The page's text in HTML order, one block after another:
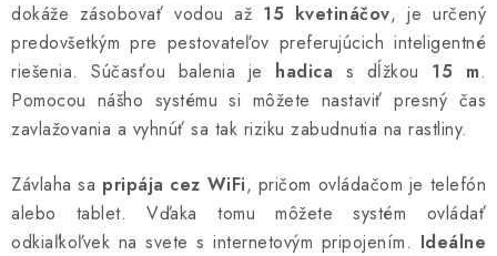
dokáže zásobovať vodou až 15 kvetináčov, je určený
predovšetkým pre pestovateľov preferujúcich inteligentné
riešenia. Súčasťou balenia je hadica s dĺžkou 15 m.
Pomocou nášho systému si môžete nastaviť presný čas
zavlažovania a vyhnúť sa tak riziku zabudnutia na rastliny.
Závlaha sa pripája cez WiFi, pričom ovládačom je telefón
alebo tablet. Vďaka tomu môžete systém ovládať
odkiaľkoľvek na svete s internetovým pripojením. Ideálne